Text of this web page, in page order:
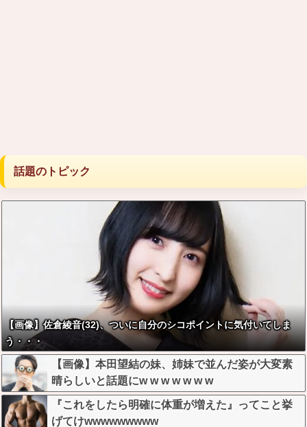
話題のトピック
【画像】佐倉綾音(32)、ついに自分のシコポイントに気付いてしま
う・・・
【画像】本田望結の妹、姉妹で並んだ姿が大変素
晴らしいと話題にw w w w w w w
『これをしたら明確に体重が増えた』ってこと挙
げてけwwwwwwwww